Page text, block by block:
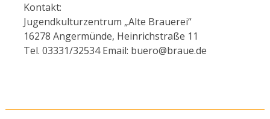
Kontakt:
Jugendkulturzentrum „Alte Brauerei“
16278 Angermünde, Heinrichstraße 11
Tel. 03331/32534 Email: buero@braue.de